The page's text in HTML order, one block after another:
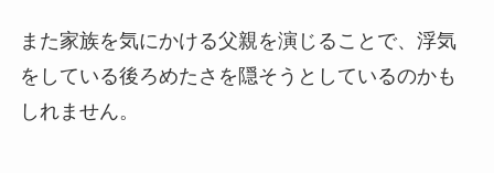
また家族を気にかける父親を演じることで、浮気
をしている後ろめたさを隠そうとしているのかも
しれません。